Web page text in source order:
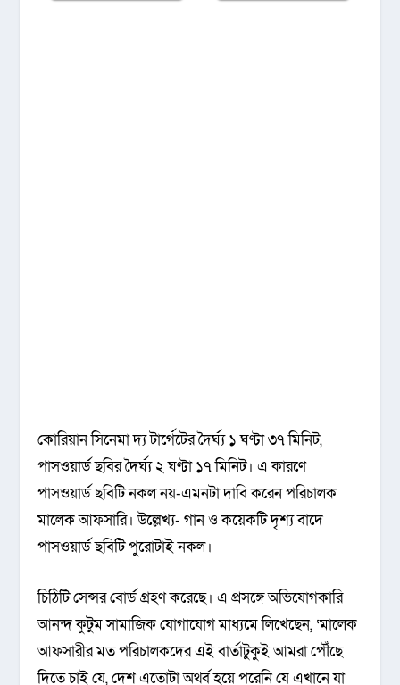
কোরিয়ান সিনেমা দ্য টার্গেটের দৈর্ঘ্য ১ ঘণ্টা ৩৭ মিনিট,
পাসওয়ার্ড ছবির দৈর্ঘ্য ২ ঘণ্টা ১৭ মিনিট। এ কারণে
পাসওয়ার্ড ছবিটি নকল নয়-এমনটা দাবি করেন পরিচালক
মালেক আফসারি। উল্লেখ্য- গান ও কয়েকটি দৃশ্য বাদে
পাসওয়ার্ড ছবিটি পুরোটাই নকল।
চিঠিটি সেন্সর বোর্ড গ্রহণ করেছে। এ প্রসঙ্গে অভিযোগকারি
আনন্দ কুটুম সামাজিক যোগাযোগ মাধ্যমে লিখেছেন, ‘মালেক
আফসারীর মত পরিচালকদের এই বার্তাটুকুই আমরা পৌঁছে
দিতে চাই যে, দেশ এতোটা অথর্ব হয়ে পরেনি যে এখানে যা